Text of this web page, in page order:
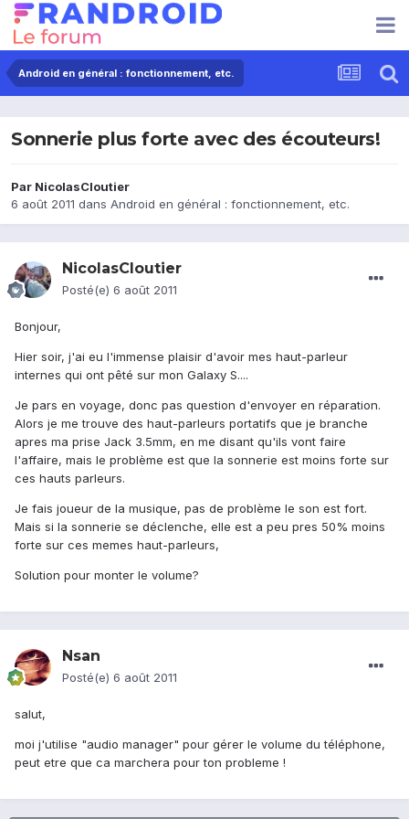
Android en général : fonctionnement, etc.
Sonnerie plus forte avec des écouteurs!
Par NicolasCloutier
6 août 2011 dans Android en général : fonctionnement, etc.
NicolasCloutier
Posté(e) 6 août 2011
Bonjour,
Hier soir, j'ai eu l'immense plaisir d'avoir mes haut-parleur
internes qui ont pêté sur mon Galaxy S....
Je pars en voyage, donc pas question d'envoyer en réparation.
Alors je me trouve des haut-parleurs portatifs que je branche
apres ma prise Jack 3.5mm, en me disant qu'ils vont faire
l'affaire, mais le problème est que la sonnerie est moins forte sur
ces hauts parleurs.
Je fais joueur de la musique, pas de problème le son est fort.
Mais si la sonnerie se déclenche, elle est a peu pres 50% moins
forte sur ces memes haut-parleurs,
Solution pour monter le volume?
Nsan
Posté(e) 6 août 2011
salut,
moi j'utilise "audio manager" pour gérer le volume du téléphone,
peut etre que ca marchera pour ton probleme !